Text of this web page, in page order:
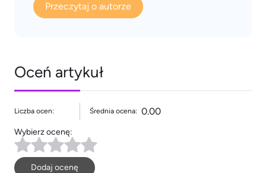
Przeczytaj o autorze
Oceń artykuł
Liczba ocen: Średnia ocena: 0.00
Wybierz ocenę:
Dodaj ocenę